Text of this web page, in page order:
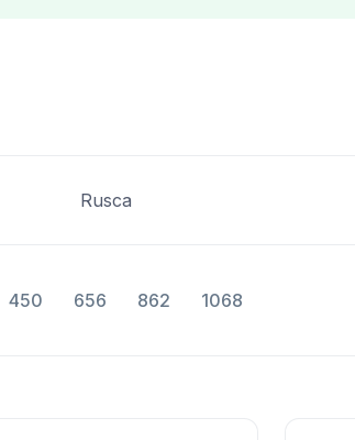
Rusca
450 656 862 1068